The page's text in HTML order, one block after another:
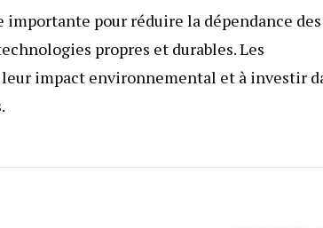
importante pour réduire la dépendance des
propres et durables. Les
leur impact environnemental et à investir